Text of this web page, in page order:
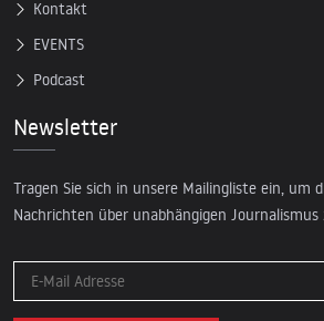
Kontakt
EVENTS
Podcast
Newsletter
Tragen Sie sich in unsere Mailingliste ein, um
Nachrichten über unabhängigen